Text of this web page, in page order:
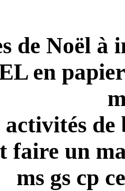
de Noël
en
activités
faire un
ms gs cp